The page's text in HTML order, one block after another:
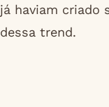
já haviam criado
dessa trend.